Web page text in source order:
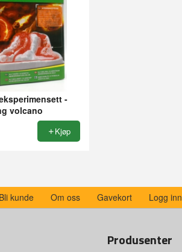
-
volcano
Kjøp
Bli kunde Om oss Gavekort Logg inn
Produsenter